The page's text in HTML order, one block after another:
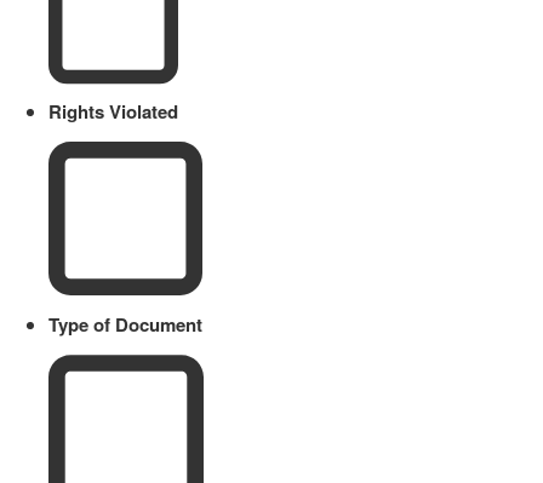
Rights Violated
Type of Document